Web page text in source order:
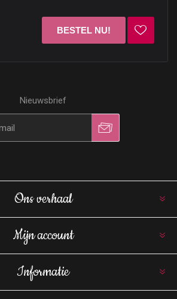
Nieuwsbrief
Ons verhaal
Mijn account
Informatie